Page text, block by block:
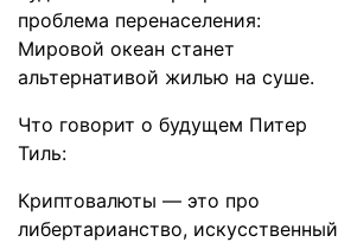
проблема перенаселения:
Мировой океан станет
альтернативой жилью на суше.
Что говорит о будущем Питер
Тиль:
Криптовалюты — это про
либертарианство, искусственный